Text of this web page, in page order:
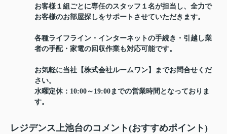
お客様１組ごとに専任のスタッフ１名が担当し、全力で
お客様のお部屋探しをサポートさせていただきます。
各種ライフライン・インターネットの手続き・引越し業
者の手配・家電の回収作業も対応可能です。
お気軽に当社【株式会社ルームワン】までお問合せくだ
さい。
水曜定休：10:00～19:00までの営業時間となっておりま
す。
レジデンス上池台のコメント(おすすめポイント)